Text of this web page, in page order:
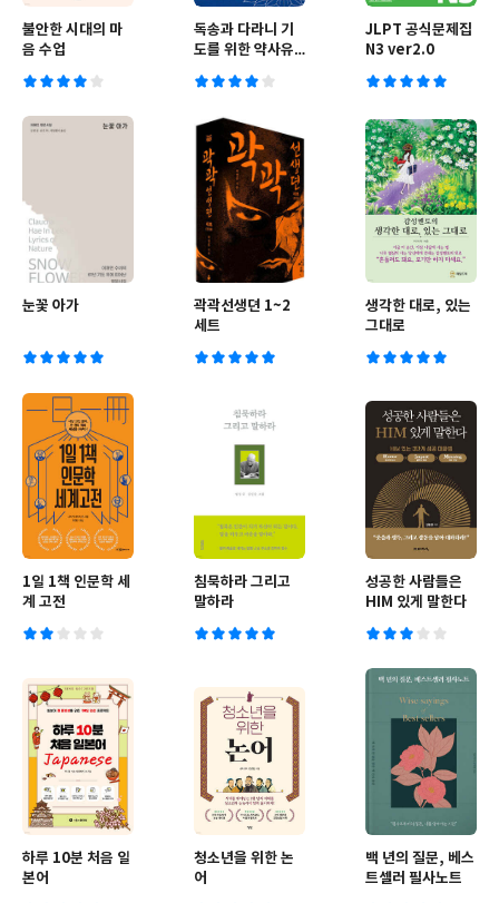
불안한 시대의 마
음 수업
독송과 다라니 기
도를 위한 약사유
경
JLPT 공식문제집
N3 ver2.0
눈꽃 아가
곽곽선생뎐 1~2
세트
생각한 대로, 있는
그대로
1일 1책 인문학 세
계 고전
침묵하라 그리고
말하라
성공한 사람들은
HIM 있게 말한다
하루 10분 처음 일
본어
청소년을 위한 논
어
백 년의 질문, 베스
트셀러 필사노트